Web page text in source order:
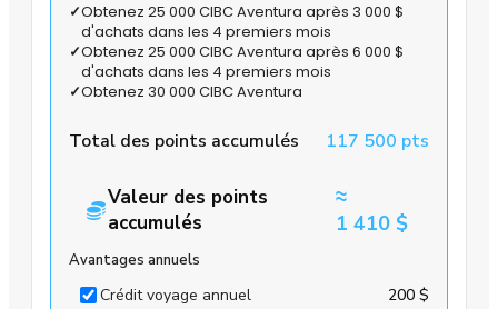
✓Obtenez 25 000 CIBC Aventura après 3 000 $
d'achats dans les 4 premiers mois
✓Obtenez 25 000 CIBC Aventura après 6 000 $
d'achats dans les 4 premiers mois
✓Obtenez 30 000 CIBC Aventura
Total des points accumulés 117 500 pts
Valeur des points
accumulés
≈
1 410 $
Avantages annuels
Crédit voyage annuel
200 $